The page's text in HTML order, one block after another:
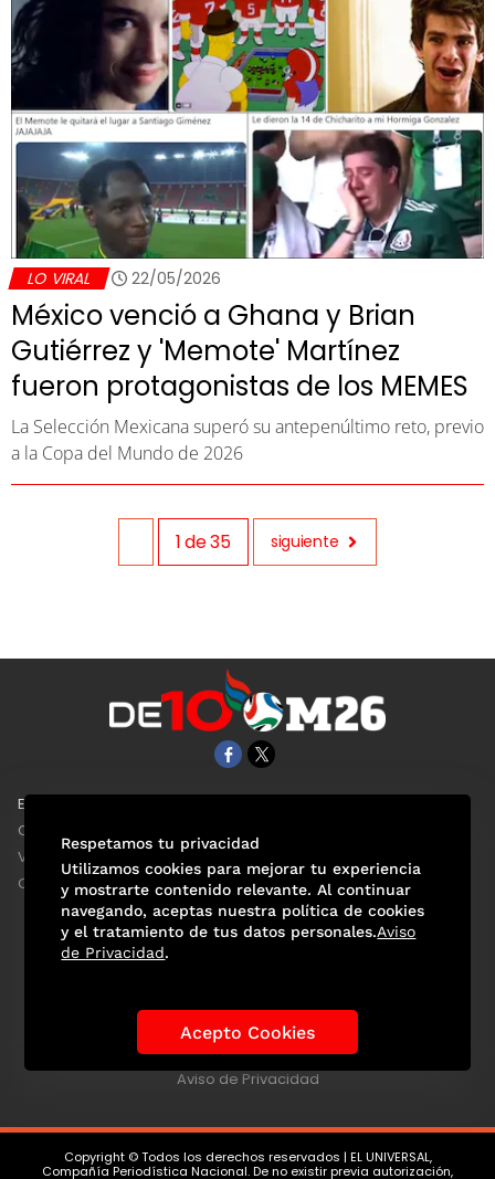
LO VIRAL 22/05/2026
México venció a Ghana y Brian
Gutiérrez y 'Memote' Martínez
fueron protagonistas de los MEMES
La Selección Mexicana superó su antepenúltimo reto, previo
a la Copa del Mundo de 2026
1de35 siguiente
EL UNIVERSAL
Clase
ViveUSA
Confabulario
Historia de los Mundiales Lo viral Anécdotas Mundialistas
Las Figuras Tendencias Directorio
Aviso de Privacidad
Copyright © Todos los derechos reservados | EL UNIVERSAL,
Compañía Periodística Nacional. De no existir previa autorización,
Respetamos tu privacidad
Utilizamos cookies para mejorar tu experiencia
y mostrarte contenido relevante. Al continuar
navegando, aceptas nuestra política de cookies
y el tratamiento de tus datos personales.Aviso
de Privacidad.
Acepto Cookies